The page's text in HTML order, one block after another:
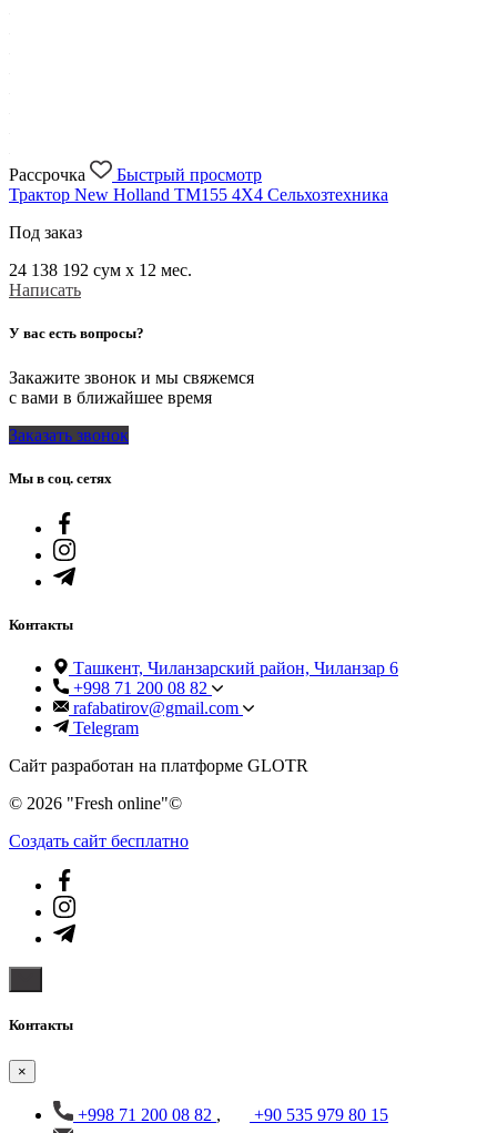
Рассрочка
Быстрый просмотр
Трактор New Holland TM155 4X4 Сельхозтехника
Под заказ
24 138 192 сум x 12 мес.
Написать
У вас есть вопросы?
Закажите звонок и мы свяжемся
с вами в ближайшее время
Заказать звонок
Мы в соц. сетях
Контакты
Ташкент, Чиланзарский район, Чиланзар 6
+998 71 200 08 82
rafabatirov@gmail.com
Telegram
Сайт разработан на платформе GLOTR
© 2026 "Fresh online"©️
Создать cайт бесплатно
Контакты
×
+998 71 200 08 82 ,
+90 535 979 80 15